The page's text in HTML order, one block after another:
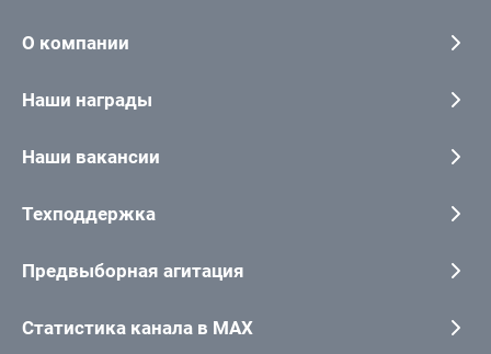
О компании
Наши награды
Наши вакансии
Техподдержка
Предвыборная агитация
Статистика канала в MAX